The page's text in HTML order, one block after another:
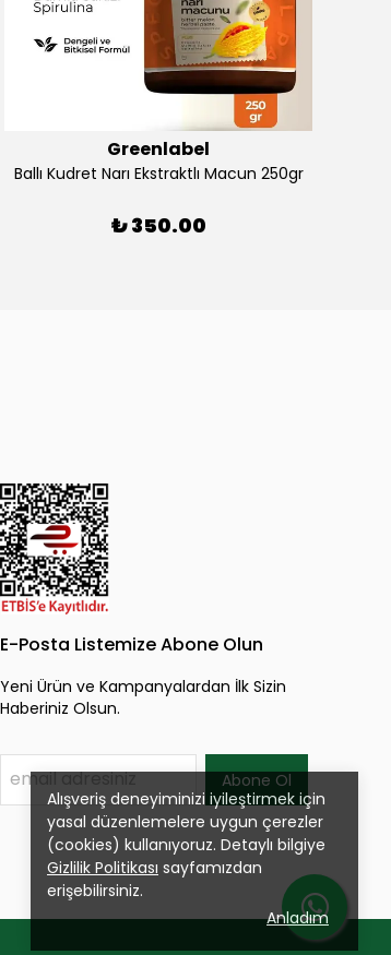
Alışveriş deneyiminizi iyileştirmek için
yasal düzenlemelere uygun çerezler
(cookies) kullanıyoruz. Detaylı bilgiye
Gizlilik Politikası sayfamızdan
erişebilirsiniz.
Anladım
Greenlabel
Ballı Kudret Narı Ekstraktlı Macun 250gr
₺ 350.00
E-Posta Listemize Abone Olun
Yeni Ürün ve Kampanyalardan İlk Sizin
Haberiniz Olsun.
Abone Ol